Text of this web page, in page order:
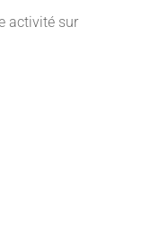
activité sur